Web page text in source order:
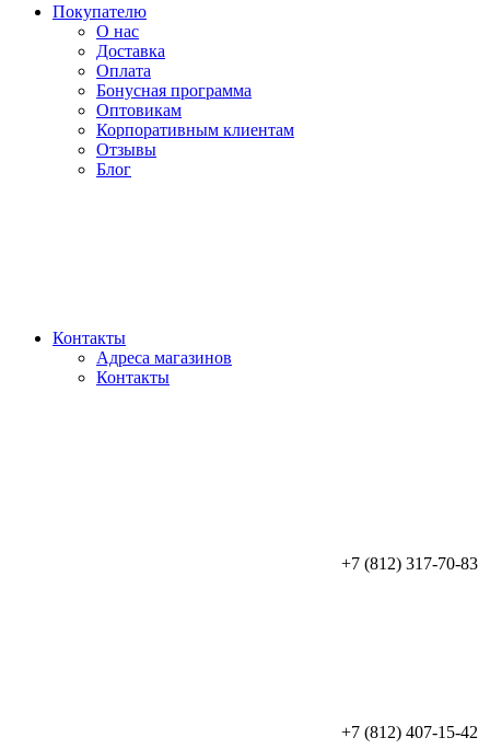
Покупателю
О нас
Доставка
Оплата
Бонусная программа
Оптовикам
Корпоративным клиентам
Отзывы
Блог
Контакты
Адреса магазинов
Контакты
+7 (812) 317-70-83
+7 (812) 407-15-42